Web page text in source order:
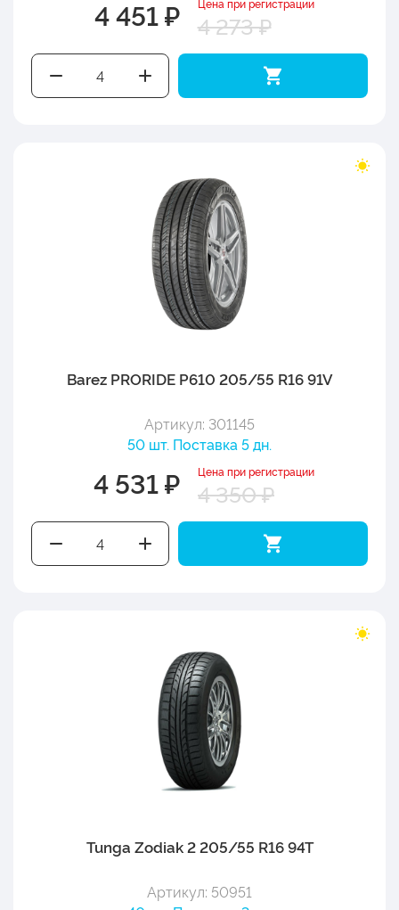
4 451 ₽ 4 273 ₽
Barez PRORIDE P610 205/55 R16 91V
Артикул: 301145
50 шт. Поставка 5 дн.
4 531 ₽ Цена при регистрации
4 350 ₽
Tunga Zodiak 2 205/55 R16 94T
Артикул: 50951